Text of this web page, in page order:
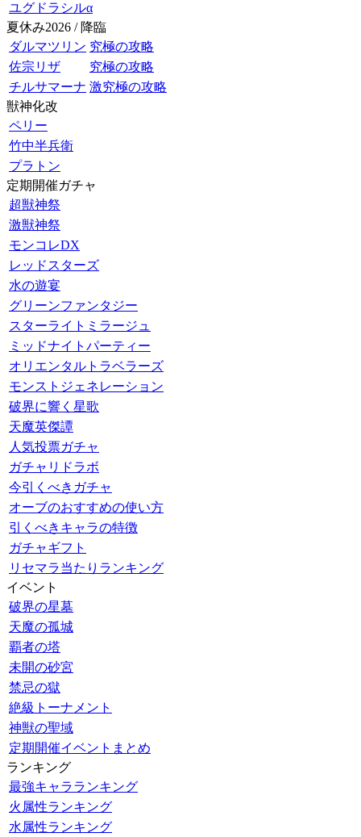
ユグドラシルα
夏休み2026 / 降臨
ダルマツリン 究極の攻略
佐宗リザ
究極の攻略
チルサマーナ 激究極の攻略
獣神化改
ペリー
竹中半兵衛
プラトン
定期開催ガチャ
超獣神祭
激獣神祭
モンコレDX
レッドスターズ
水の遊宴
グリーンファンタジー
スターライトミラージュ
ミッドナイトパーティー
オリエンタルトラベラーズ
モンストジェネレーション
破界に響く星歌
天魔英傑譚
人気投票ガチャ
ガチャリドラボ
今引くべきガチャ
オーブのおすすめの使い方
引くべきキャラの特徴
ガチャギフト
リセマラ当たりランキング
イベント
破界の星墓
天魔の孤城
覇者の塔
未開の砂宮
禁忌の獄
絶級トーナメント
神獣の聖域
定期開催イベントまとめ
ランキング
最強キャラランキング
火属性ランキング
水属性ランキング